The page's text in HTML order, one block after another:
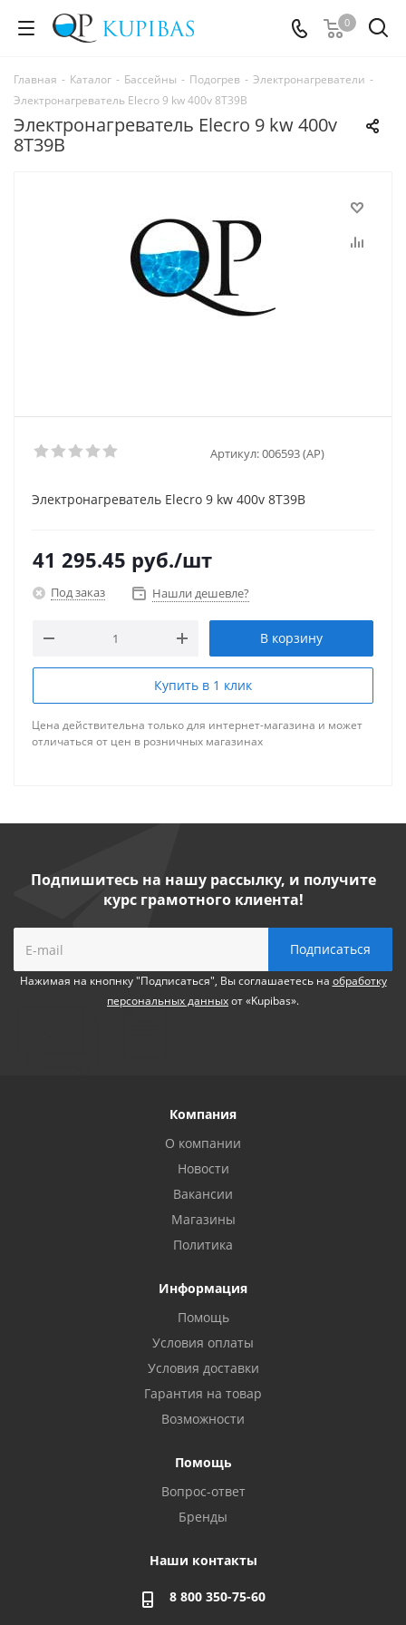
0
Главная - Каталог - Бассейны - Подогрев - Электронагреватели -
Электронагреватель Elecro 9 kw 400v 8Т39В
Электронагреватель Elecro 9 kw 400v
8Т39В
Артикул:006593 (AP)
Электронагреватель Elecro 9 kw 400v 8Т39В
41 295.45 руб./шт
Под заказ Нашли дешевле?
В корзину
Купить в 1 клик
Цена действительна только для интернет-магазина и может
отличаться от цен в розничных магазинах
Подпишитесь на нашу рассылку, и получите
курс грамотного клиента!
Нажимая на кнопнку "Подписаться", Вы соглашаетесь на обработку
персональных данныхот «Kupibas».
Компания
О компании
Новости
Вакансии
Магазины
Политика
Информация
Помощь
Условия оплаты
Условия доставки
Гарантия на товар
Возможности
Помощь
Вопрос-ответ
Бренды
Наши контакты
8 800 350-75-60